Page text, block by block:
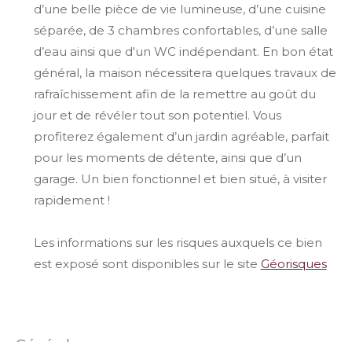
d’une belle pièce de vie lumineuse, d’une cuisine
séparée, de 3 chambres confortables, d’une salle
d’eau ainsi que d'un WC indépendant. En bon état
général, la maison nécessitera quelques travaux de
rafraîchissement afin de la remettre au goût du
jour et de révéler tout son potentiel. Vous
profiterez également d’un jardin agréable, parfait
pour les moments de détente, ainsi que d’un
garage. Un bien fonctionnel et bien situé, à visiter
rapidement !
Les informations sur les risques auxquels ce bien
est exposé sont disponibles sur le site Géorisques